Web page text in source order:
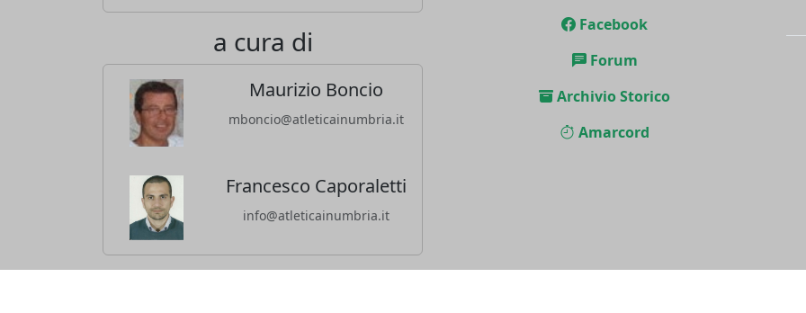
a cura di
Maurizio Boncio
mboncio@atleticainumbria.it
Francesco Caporaletti
info@atleticainumbria.it
Facebook
Forum
Archivio Storico
Amarcord